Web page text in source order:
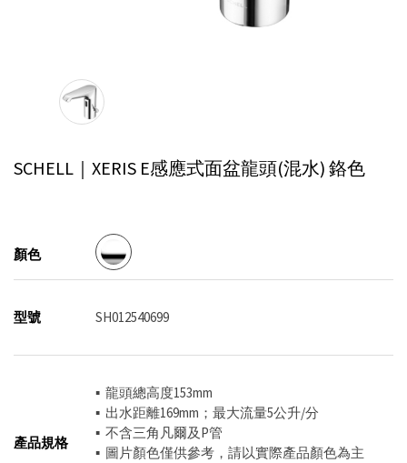
SCHELL｜XERIS E感應式面盆龍頭(混水) 鉻色
顏色
型號 SH012540699
產品規格
▪ 龍頭總高度153mm
▪ 出水距離169mm；最大流量5公升/分
▪ 不含三角凡爾及P管
▪ 圖片顏色僅供參考，請以實際產品顏色為主